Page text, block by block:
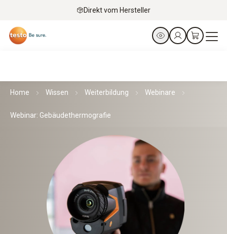
Direkt vom Hersteller
Home Wissen Weiterbildung Webinare
Webinar: Gebäudethermografie